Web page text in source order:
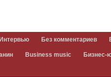
Интервью Без комментариев
Business music Бизнес-